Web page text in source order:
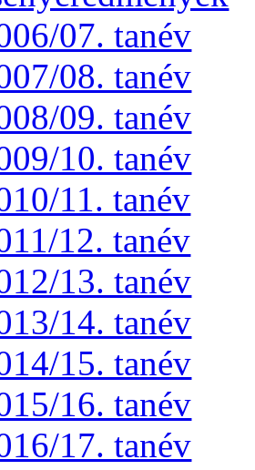
07. tanév
08. tanév
09. tanév
10. tanév
11. tanév
12. tanév
13. tanév
14. tanév
15. tanév
16. tanév
17. tanév